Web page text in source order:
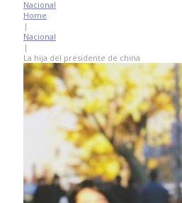
Nacional
Home
|
Nacional
|
La hija del presidente de china